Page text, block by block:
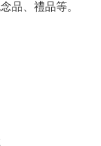
品、禮品等。